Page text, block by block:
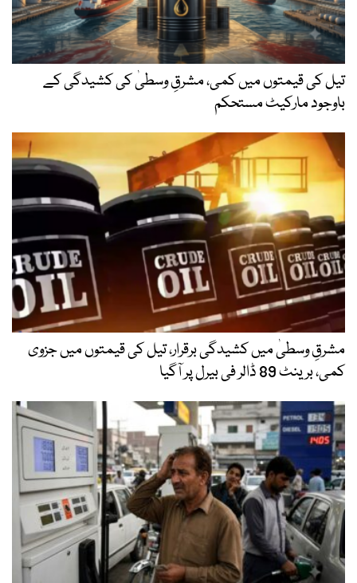
تیل کی قیمتوں میں کمی، مشرقِ وسطیٰ کی کشیدگی کے
باوجود مارکیٹ مستحکم
مشرقِ وسطیٰ میں کشیدگی برقرار، تیل کی قیمتوں میں جزوی
کمی، برینٹ 89 ڈالر فی بیرل پر آگیا